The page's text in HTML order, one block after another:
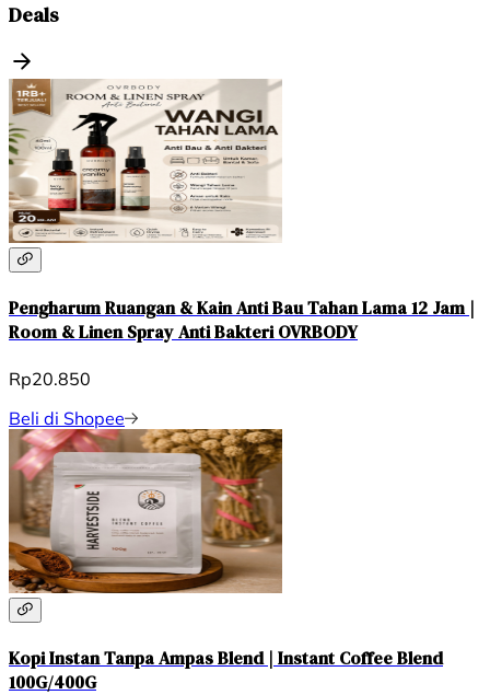
Deals
Pengharum Ruangan & Kain Anti Bau Tahan Lama 12 Jam |
Room & Linen Spray Anti Bakteri OVRBODY
Rp20.850
Beli di Shopee
Kopi Instan Tanpa Ampas Blend | Instant Coffee Blend
100G/400G